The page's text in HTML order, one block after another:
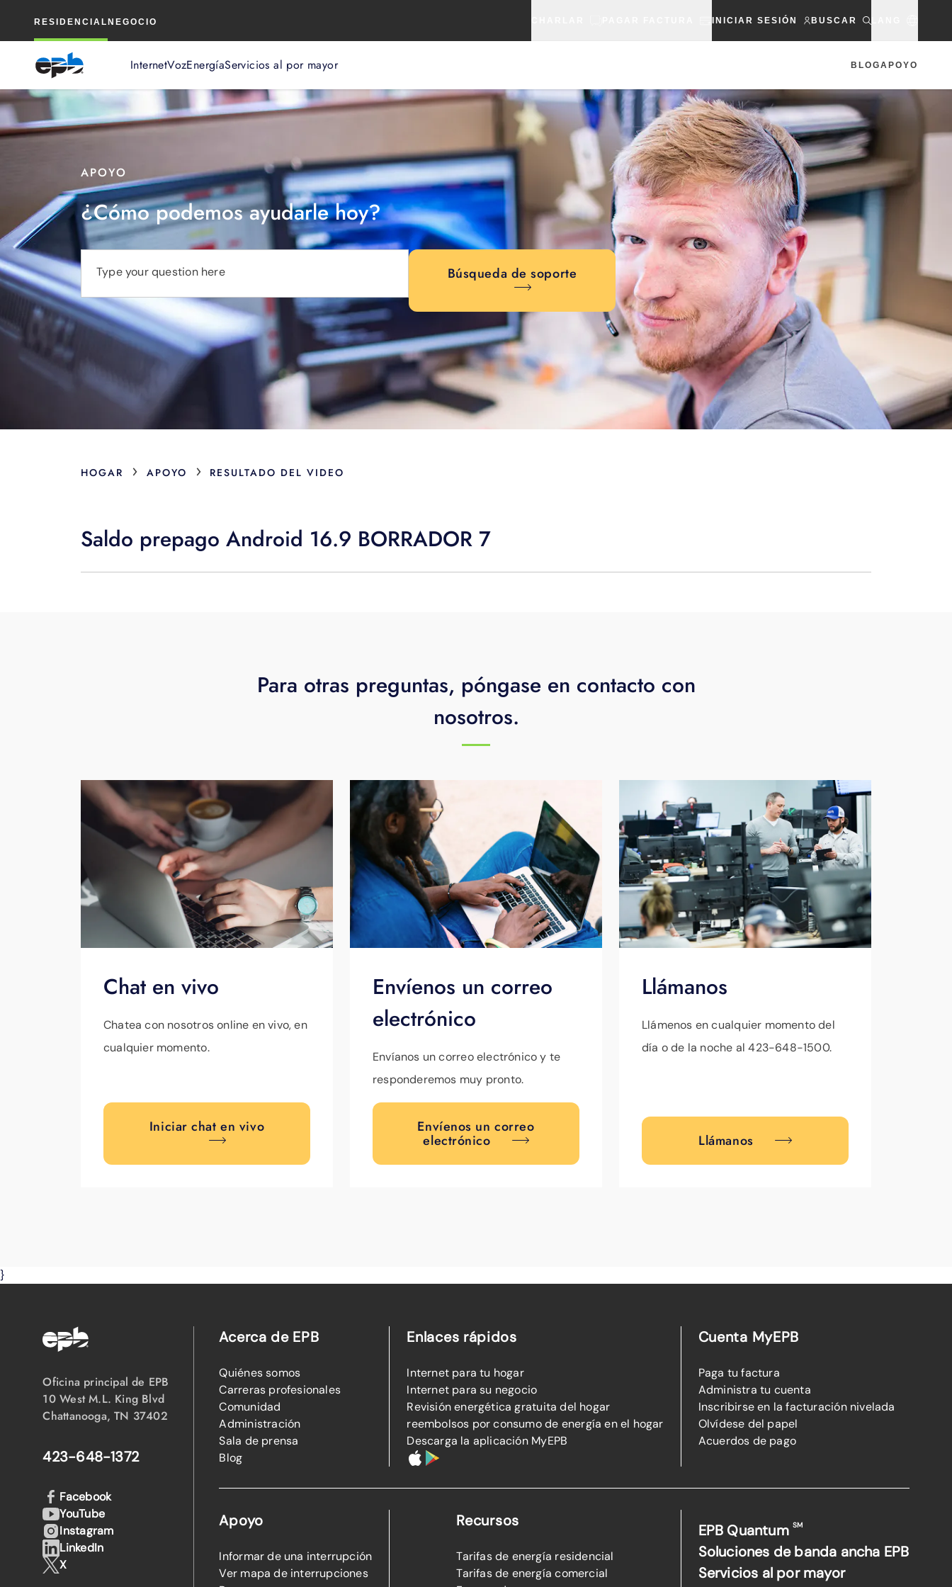
RESIDENCIAL NEGOCIO INICIAR SESIÓN BUSCAR
InternetVozEnergíaServicios al por mayor BLOGAPOYO
principal
APOYO
¿Cómo podemos ayudarle hoy?
Type your question here Búsqueda de soporte
HOGAR › APOYO › RESULTADO DEL VIDEO
Saldo prepago Android 16.9 BORRADOR 7
Para otras preguntas, póngase en contacto con
nosotros.
Chat en vivo
Chatea con nosotros online en vivo, en
cualquier momento.
Iniciar chat en vivo
Envíenos un correo
electrónico
Envíanos un correo electrónico y te
responderemos muy pronto.
Envíenos un correo
electrónico
Llámanos
Llámenos en cualquier momento del
día o de la noche al 423-648-1500.
Llámanos
}
Oficina principal de EPB
10 West M.L. King Blvd
Chattanooga, TN 37402
423-648-1372
Acerca de EPB
Quiénes somos
Carreras profesionales
Comunidad
Administración
Sala de prensa
Blog
Enlaces rápidos
Internet para tu hogar
Internet para su negocio
Revisión energética gratuita del hogar
reembolsos por consumo de energía en el hogar
Descarga la aplicación MyEPB
Cuenta MyEPB
Paga tu factura
Administra tu cuenta
Inscribirse en la facturación nivelada
Olvídese del papel
Acuerdos de pago
Apoyo
Informar de una interrupción
Ver mapa de interrupciones
Recursos
Tarifas de energía residencial
Tarifas de energía comercial
EPB QuantumSM
Soluciones de banda ancha EPB
Servicios al por mayor
Facebook
YouTube
Instagram
LinkedIn
X